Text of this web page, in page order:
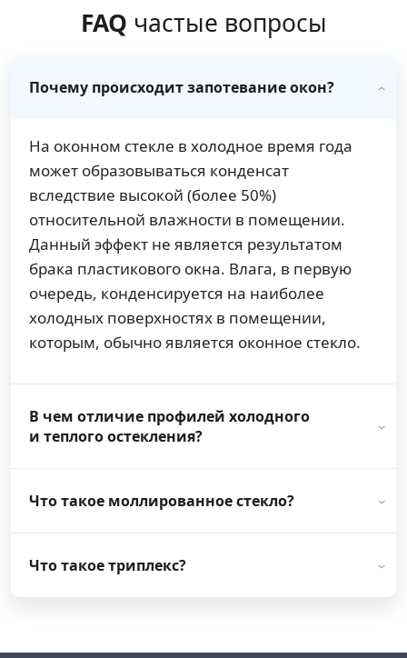
FAQ частые вопросы
Почему происходит запотевание окон?
На оконном стекле в холодное время года
может образовываться конденсат
вследствие высокой (более 50%)
относительной влажности в помещении.
Данный эффект не является результатом
брака пластикового окна. Влага, в первую
очередь, конденсируется на наиболее
холодных поверхностях в помещении,
которым, обычно является оконное стекло.
В чем отличие профилей холодного
и теплого остекления?
Что такое моллированное стекло?
Что такое триплекс?